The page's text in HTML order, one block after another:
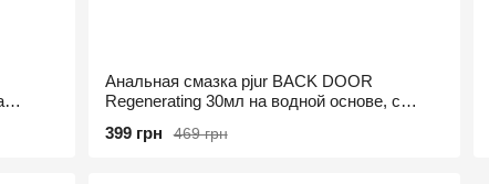
Анальная смазка pjur BACK DOOR
Regenerating 30мл на водной основе, с
469 грн
399 грн